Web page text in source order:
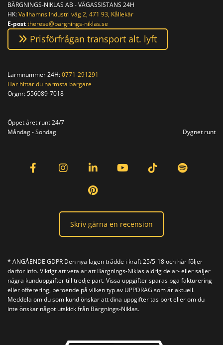
BÄRGNINGS-NIKLAS AB - VÄGASSISTANS 24H
HK:Vallhamns Industri väg 2, 471 93, Kållekär
E-posttherese@bargnings-niklas.se
Prisförfrågan transport alt. lyft
Larmnummer 24H:0771-291291
Här hittar du närmsta bärgare
Orgnr:556089-7018
Öppet året runt 24/7
Måndag - Söndag
Dygnet runt
Skriv gärna en recension
* ANGÅENDE GDPR Den nya lagen trädde i kraft 25/5-18 och här följer
därför info. Viktigt att veta är att Bärgnings-Niklas aldrig delar- eller säljer
några kunduppgifter till tredje part. Vissa uppgifter sparas pga fakturering
eller offerering, beroende på vilken typ av UPPDRAG som är aktuell.
Meddela om du som kund önskar att dina uppgifter tas bort eller om du
inte önskar något utskick från Bärgnings-Niklas.